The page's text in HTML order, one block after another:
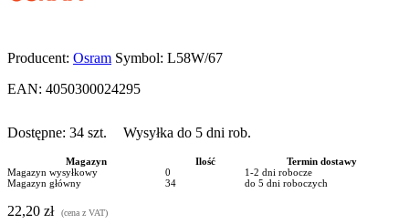
Producent: Osram Symbol: L58W/67
EAN: 4050300024295
Dostępne: 34 szt. Wysyłka do 5 dni rob.
Magazyn Ilość
Termin dostawy
Magazyn wysyłkowy
0
1-2 dni robocze
Magazyn główny
34 do 5 dni roboczych
22,20 zł (cena z VAT)